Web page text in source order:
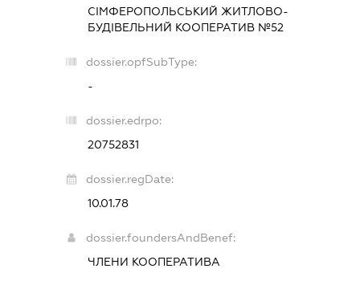
СІМФЕРОПОЛЬСЬКИЙ ЖИТЛОВО-
БУДІВЕЛЬНИЙ КООПЕРАТИВ №52
dossier.opfSubType:
-
dossier.edrpo:
20752831
dossier.regDate:
10.01.78
dossier.foundersAndBenef:
ЧЛЕНИ КООПЕРАТИВА